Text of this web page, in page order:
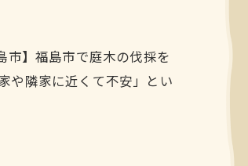
市】福島市で庭木の伐採を
や隣家に近くて不安」とい